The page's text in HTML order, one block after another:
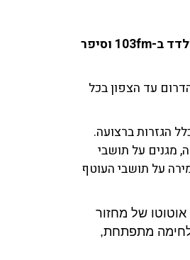
סא"ל צ', סמח"ט גבעתי. יד ימינו של מח"ט החטיבה, שוחח עם רון קופמן ואריה אלדד ב-103fm וסיפר
עד הצפון בכל
הגזרות ברצועה.
מגנים על תושבי
על תושבי העוטף
של מחזור
מתפתחת,